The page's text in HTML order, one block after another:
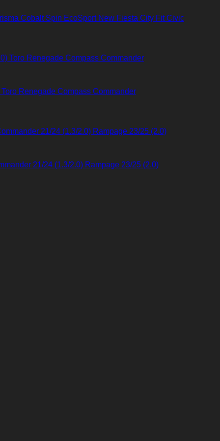
Cobalt Spin EcoSport New Fiesta City Fit Civic
Renegade Compass Commander
21/24 (1.3/2.0) Rampage 23/25 (2.0)